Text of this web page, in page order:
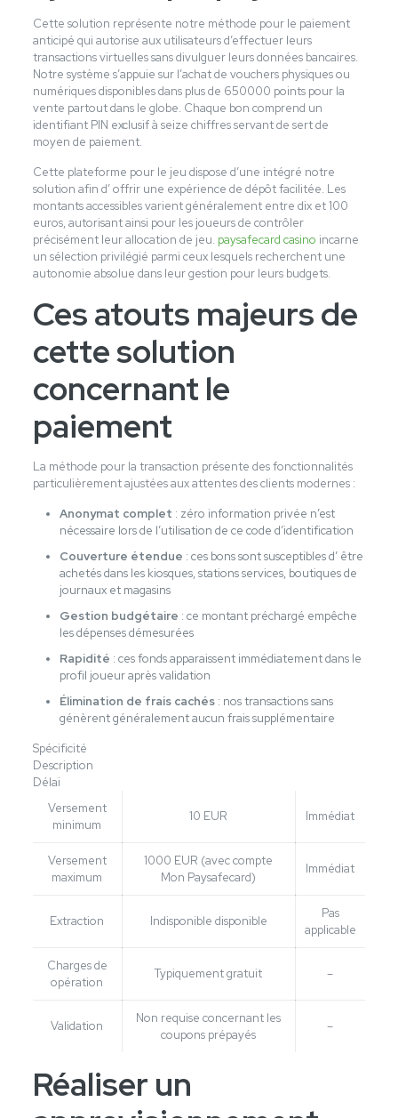
Cette solution représente notre méthode pour le paiement
anticipé qui autorise aux utilisateurs d’effectuer leurs
transactions virtuelles sans divulguer leurs données bancaires.
Notre système s’appuie sur l’achat de vouchers physiques ou
numériques disponibles dans plus de 650000 points pour la
vente partout dans le globe. Chaque bon comprend un
identifiant PIN exclusif à seize chiffres servant de sert de
moyen de paiement.
Cette plateforme pour le jeu dispose d’une intégré notre
solution afin d’ offrir une expérience de dépôt facilitée. Les
montants accessibles varient généralement entre dix et 100
euros, autorisant ainsi pour les joueurs de contrôler
précisément leur allocation de jeu. paysafecard casino incarne
un sélection privilégié parmi ceux lesquels recherchent une
autonomie absolue dans leur gestion pour leurs budgets.
Ces atouts majeurs de
cette solution
concernant le
paiement
La méthode pour la transaction présente des fonctionnalités
particulièrement ajustées aux attentes des clients modernes :
Anonymat complet : zéro information privée n’est
nécessaire lors de l’utilisation de ce code d’identification
Couverture étendue : ces bons sont susceptibles d’ être
achetés dans les kiosques, stations services, boutiques de
journaux et magasins
Gestion budgétaire : ce montant préchargé empêche
les dépenses démesurées
Rapidité : ces fonds apparaissent immédiatement dans le
profil joueur après validation
Élimination de frais cachés: nos transactions sans
génèrent généralement aucun frais supplémentaire
Spécificité
Description
Délai
Versement
minimum
10 EUR Immédiat
Versement
maximum
1000 EUR (avec compte
Mon Paysafecard)
Immédiat
Extraction Indisponible disponible
Pas
applicable
Charges de
opération
Typiquement gratuit –
Validation
Non requise concernant les
coupons prépayés
–
Réaliser un